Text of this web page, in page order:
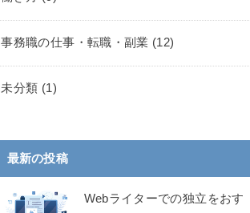
事務職の仕事・転職・副業 (12)
未分類 (1)
最新の投稿
Webライターでの独立をおす